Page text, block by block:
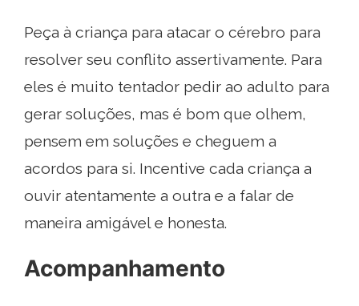
Peça à criança para atacar o cérebro para
resolver seu conflito assertivamente. Para
eles é muito tentador pedir ao adulto para
gerar soluções, mas é bom que olhem,
pensem em soluções e cheguem a
acordos para si. Incentive cada criança a
ouvir atentamente a outra e a falar de
maneira amigável e honesta.
Acompanhamento